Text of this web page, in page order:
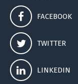
FACEBOOK
TWITTER
LINKEDIN